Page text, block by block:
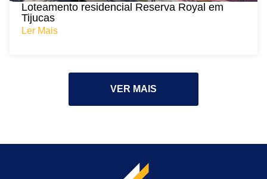
Loteamento residencial Reserva Royal em
Tijucas
Ler Mais
VER MAIS